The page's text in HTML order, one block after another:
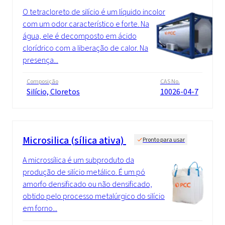
O tetracloreto de silício é um líquido incolor
com um odor característico e forte. Na
água, ele é decomposto em ácido
clorídrico com a liberação de calor. Na
presença...
Composição
Silício, Cloretos
CAS No.
10026-04-7
Microsilica (sílica ativa) Pronto para usar
A microssílica é um subproduto da
produção de silício metálico. É um pó
amorfo densificado ou não densificado,
obtido pelo processo metalúrgico do silício
em forno...